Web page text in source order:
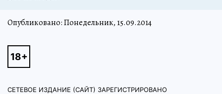
Опубликовано: Понедельник, 15.09.2014
СЕТЕВОЕ ИЗДАНИЕ (САЙТ) ЗАРЕГИСТРИРОВАНО